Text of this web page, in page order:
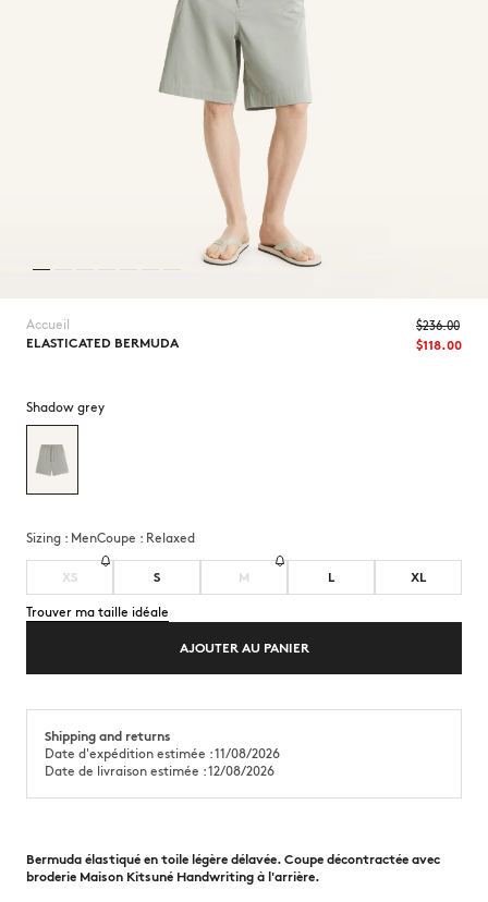
Accueil
ELASTICATED BERMUDA
$‌118.00
$‌236.00
Shadow grey
Sizing : menCoupe : relaxed
XS S M L XL
Trouver ma taille idéale
AJOUTER AU PANIER
Shipping and returns
Date d'expédition estimée : 11/08/2026
Date de livraison estimée : 12/08/2026
Bermuda élastiqué en toile légère délavée. Coupe décontractée avec
broderie Maison Kitsuné Handwriting à l'arrière.